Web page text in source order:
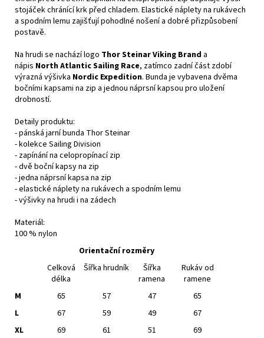
stojáček chránící krk před chladem. Elastické náplety na rukávech
a spodním lemu zajišťují pohodlné nošení a dobré přizpůsobení
postavě.
Na hrudi se nachází logo Thor Steinar Viking Brand a
nápis North Atlantic Sailing Race, zatímco zadní část zdobí
výrazná výšivka Nordic Expedition. Bunda je vybavena dvěma
bočními kapsami na zip a jednou náprsní kapsou pro uložení
drobností.
Detaily produktu:
- pánská jarní bunda Thor Steinar
- kolekce Sailing Division
- zapínání na celopropínací zip
- dvě boční kapsy na zip
- jedna náprsní kapsa na zip
- elastické náplety na rukávech a spodním lemu
- výšivky na hrudi i na zádech
Materiál:
100 % nylon
Orientační rozměry
Celková
délka
Šířka hrudník
Šířka
ramena
Rukáv od
ramene
M
65 57 47
65
L
67 59 49
67
XL
69 61 51
69